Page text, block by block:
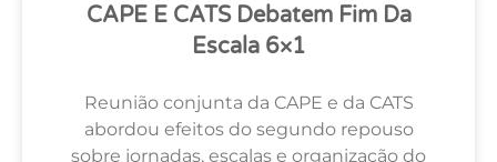
CAPE E CATS Debatem Fim Da
Escala 6×1
Reunião conjunta da CAPE e da CATS
abordou efeitos do segundo repouso
sobre jornadas, escalas e organização do